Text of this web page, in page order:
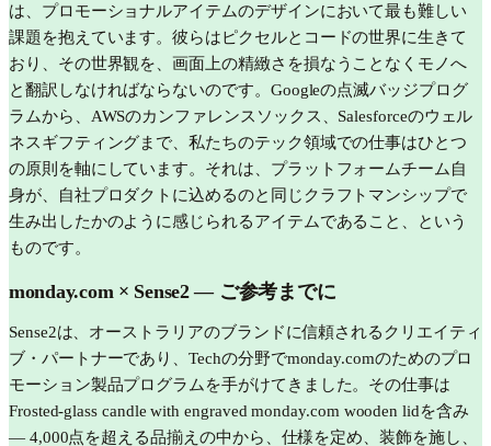
は、プロモーショナルアイテムのデザインにおいて最も難しい
課題を抱えています。彼らはピクセルとコードの世界に生きて
おり、その世界観を、画面上の精緻さを損なうことなくモノへ
と翻訳しなければならないのです。Googleの点滅バッジプログ
ラムから、AWSのカンファレンスソックス、Salesforceのウェル
ネスギフティングまで、私たちのテック領域での仕事はひとつ
の原則を軸にしています。それは、プラットフォームチーム自
身が、自社プロダクトに込めるのと同じクラフトマンシップで
生み出したかのように感じられるアイテムであること、という
ものです。
monday.com × Sense2 — ご参考までに
Sense2は、オーストラリアのブランドに信頼されるクリエイティ
ブ・パートナーであり、Techの分野でmonday.comのためのプロ
モーション製品プログラムを手がけてきました。その仕事は
Frosted-glass candle with engraved monday.com wooden lidを含み
— 4,000点を超える品揃えの中から、仕様を定め、装飾を施し、